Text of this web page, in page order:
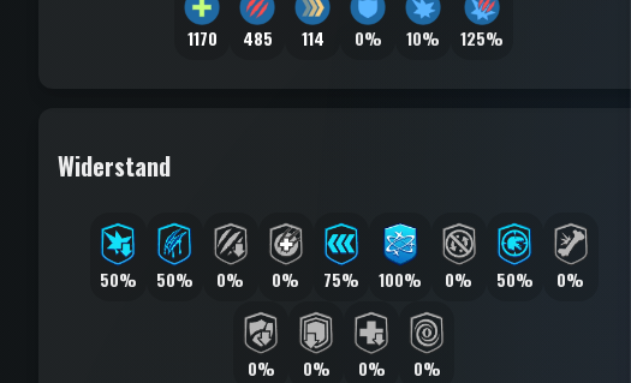
1170 485 114 0% 10% 125%
Widerstand
50% 50% 0% 0% 75% 100% 0% 50% 0%
0% 0% 0% 0%